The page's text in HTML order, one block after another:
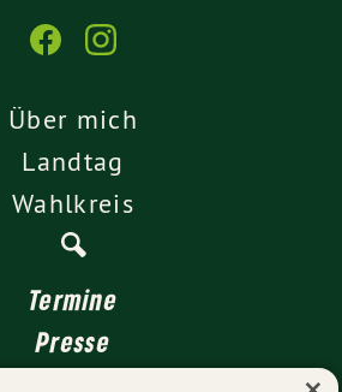
Über mich
Landtag
Wahlkreis
Termine
Presse